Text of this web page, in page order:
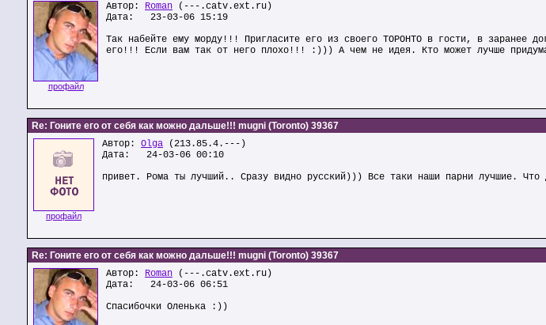
профайл
Автор: Roman (---.catv.ext.ru)
Дата: 23-03-06 15:19
Так набейте ему морду!!! Пригласите его из своего ТОРОНТО в гости, в заранее
его!!! Если вам так от него плохо!!! :))) А чем не идея. Кто может лучше
Re: Гоните его от себя как можно дальше!!! mugni (Toronto) 39367
профайл
Автор: Olga (213.85.4.---)
Дата: 24-03-06 00:10
привет. Рома ты лучший.. Сразу видно русский))) Все таки наши парни лучшие. Что
Re: Гоните его от себя как можно дальше!!! mugni (Toronto) 39367
Автор: Roman (---.catv.ext.ru)
Дата: 24-03-06 06:51
Спасибочки Оленька :))